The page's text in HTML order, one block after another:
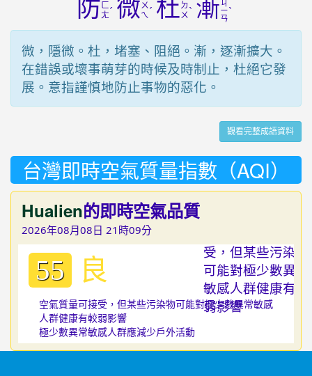
防ㄈ
ㄤˊ 微ㄨ
ㄟˊ 杜ㄉ
ㄨˋ 漸 ㄐ
ㄧ
ㄢ
ˋ
微，隱微。杜，堵塞、阻絕。漸，逐漸擴大。
在錯誤或壞事萌芽的時候及時制止，杜絕它發
展。意指謹慎地防止事物的惡化。
觀看完整成語資料
台灣即時空氣質量指數（AQI）
Hualien的即時空氣品質
2026年08月08日 21時09分
55 良
空氣質量可接受，但某些污染物可能對極少數異常敏感
人群健康有較弱影響
極少數異常敏感人群應減少戶外活動